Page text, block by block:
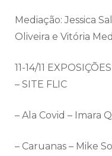
Mediação: Jessica
Oliveira e Vitória
11-14/11
– SITE FLIC
– Ala Covid – Imara
– Caruanas – Mike